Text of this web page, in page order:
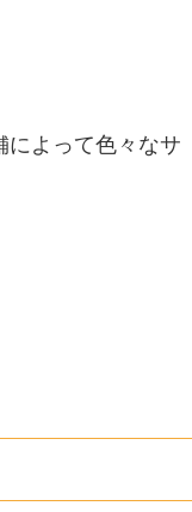
によって色々なサ